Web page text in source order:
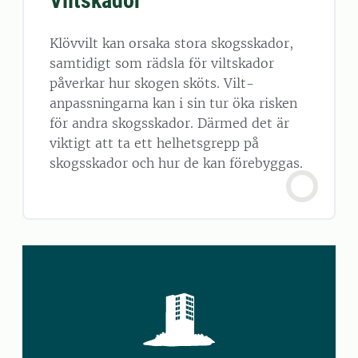
Klövvilt kan orsaka stora skogsskador,
samtidigt som rädsla för viltskador
påverkar hur skogen sköts. Vilt-
anpassningarna kan i sin tur öka risken
för andra skogsskador. Därmed det är
viktigt att ta ett helhetsgrepp på
skogsskador och hur de kan förebyggas.